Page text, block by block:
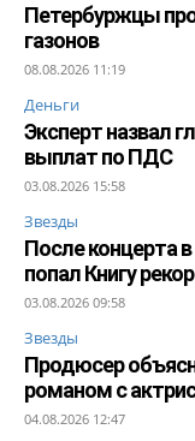
Петербуржцы
газонов
08.08.2026 11:19
Деньги
Эксперт назвал
выплат по ПДС
03.08.2026 15:58
Звезды
После концерта
попал Книгу
03.08.2026 09:58
Звезды
Продюсер
романом с
04.08.2026 12:47